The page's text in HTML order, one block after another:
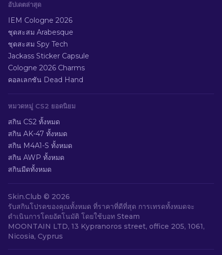
อัปเดตล่าสุด
IEM Cologne 2026
ชุดสะสม Arabesque
ชุดสะสม Spy Tech
Jackass Sticker Capsule
Cologne 2026 Charms
คอลเลกชัน Dead Hand
หมวดหมู่ CS2 ยอดนิยม
สกิน CS2 ทั้งหมด
สกิน AK-47 ทั้งหมด
สกิน M4A1-S ทั้งหมด
สกิน AWP ทั้งหมด
สกินมีดทั้งหมด
Skin.Club © 2026
รับสกินโปรดของคุณทั้งหมด ที่ราคาที่ดีที่สุด การเทรดทั้งหมดจะ
ดำเนินการโดยอัตโนมัติ โดยใช้บอท Steam
MOONTAIN LTD, 13 Kypranoros street, office 205, 1061,
Nicosia, Cyprus